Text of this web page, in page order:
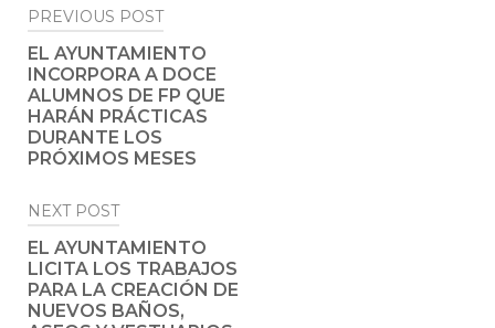
Post
navigation
PREVIOUS POST
EL AYUNTAMIENTO
INCORPORA A DOCE
ALUMNOS DE FP QUE
HARÁN PRÁCTICAS
DURANTE LOS
PRÓXIMOS MESES
NEXT POST
EL AYUNTAMIENTO
LICITA LOS TRABAJOS
PARA LA CREACIÓN DE
NUEVOS BAÑOS,